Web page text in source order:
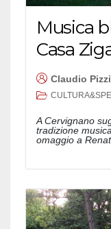
Musica
Casa
Claudio
A Cervignano
tradizione
omaggio a